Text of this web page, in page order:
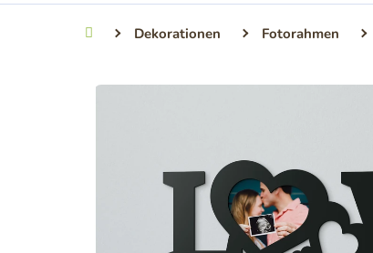
StartseiteDekorationen Fotorahmen